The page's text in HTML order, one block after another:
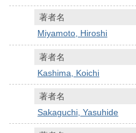
著者名
Miyamoto, Hiroshi
著者名
Kashima, Koichi
著者名
Sakaguchi, Yasuhide